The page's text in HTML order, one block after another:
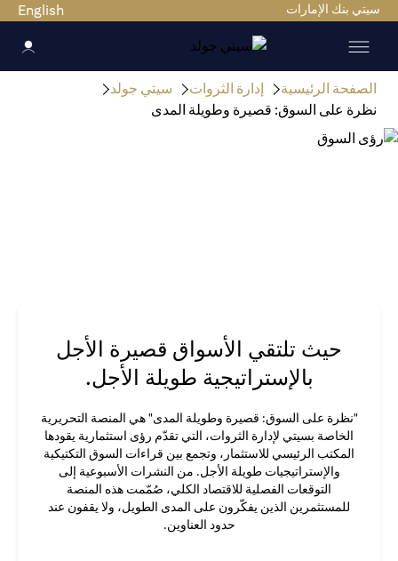
سيتي بنك الإمارات English
الصفحة الرئيسية إدارة الثروات
سيتي جولد
نظرة على السوق: قصيرة وطويلة المدى
حيث تلتقي الأسواق قصيرة الأجل
بالإستراتيجية طويلة الأجل.
"نظرة على السوق: قصيرة وطويلة المدى" هي المنصة التحريرية
الخاصة بسيتي لإدارة الثروات، التي تقدّم رؤى استثمارية يقودها
المكتب الرئيسي للاستثمار، وتجمع بين قراءات السوق التكتيكية
والإستراتيجيات طويلة الأجل. من النشرات الأسبوعية إلى
التوقعات الفصلية للاقتصاد الكلي، صُمّمت هذه المنصة
للمستثمرين الذين يفكّرون على المدى الطويل، ولا يقفون عند
حدود العناوين.